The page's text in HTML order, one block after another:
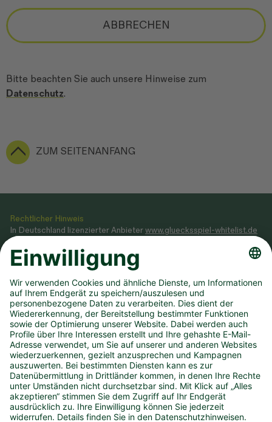
ABBRECHEN
Bitte beachten Sie auch unsere Hinweise zum
Datenschutz.
ZUM SEITENANFANG
Hilfreiche Links
Downloads
Newsletter
Annahmestelle finden
Spielsperre
Dauertipp kündigen
Infos zum DLTB
Karriere
Rechtlicher Hinweis
In Deutschland lizenzierter Anbieterwww.gluecksspiel-whitelist.de
Veranstaltung von Glücksspielen gemäß Glücksspielstaatsvertrag
2021, dessen Ausführungsgesetz sowie Genehmigung, erteilt durch
Teilnahme ab 18 Jahren. Glücksspiel kann süchtig machen! Hilfe und
Beratung unter BIÖG 0800 1372700 (kostenlos) oderwww.check-
dein-spiel.de.